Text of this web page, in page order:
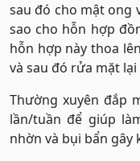
sau đó cho mật ong
sao cho hỗn hợp
hỗn hợp này thoa
và sau đó rửa mặt
Thường xuyên đắp
lần/tuần để giúp
nhờn và bụi bẩn gây